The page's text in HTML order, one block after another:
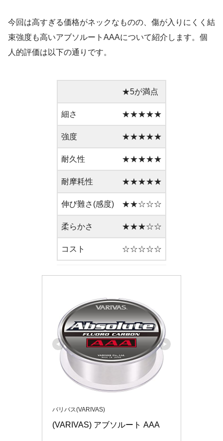
今回は高すぎる価格がネックなものの、傷が入りにくく結
束強度も高いアブソルートAAAについて紹介します。個
人的評価は以下の通りです。
★5が満点
細さ ★★★★★
強度 ★★★★★
耐久性 ★★★★★
耐摩耗性 ★★★★★
伸び難さ(感度) ★★☆☆☆
柔らかさ ★★★☆☆
コスト ☆☆☆☆☆
バリバス(VARIVAS)
(VARIVAS) アブソルート AAA